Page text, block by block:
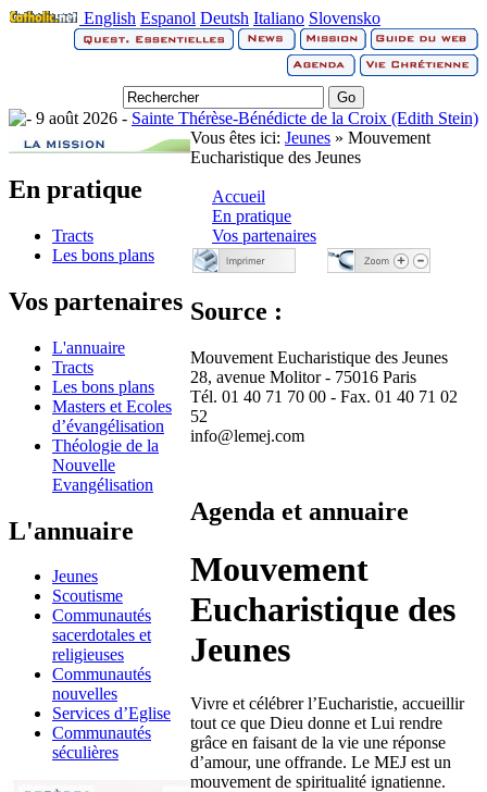
English Espanol Deutsh Italiano Slovensko
9 août 2026 - Sainte Thérèse-Bénédicte de la Croix (Edith Stein)
En pratique
Tracts
Les bons plans
Vos partenaires
L'annuaire
Tracts
Les bons plans
Masters et Ecoles
d’évangélisation
Théologie de la
Nouvelle
Evangélisation
L'annuaire
Jeunes
Scoutisme
Communautés
sacerdotales et
religieuses
Communautés
nouvelles
Services d’Eglise
Communautés
séculières
Vous êtes ici: Jeunes » Mouvement
Eucharistique des Jeunes
Accueil
En pratique
Vos partenaires
Source :
Mouvement Eucharistique des Jeunes
28, avenue Molitor - 75016 Paris
Tél. 01 40 71 70 00 - Fax. 01 40 71 02
52
info@lemej.com
Agenda et annuaire
Mouvement
Eucharistique des
Jeunes
Vivre et célébrer l’Eucharistie, accueillir
tout ce que Dieu donne et Lui rendre
grâce en faisant de la vie une réponse
d’amour, une offrande. Le MEJ est un
mouvement de spiritualité ignatienne.